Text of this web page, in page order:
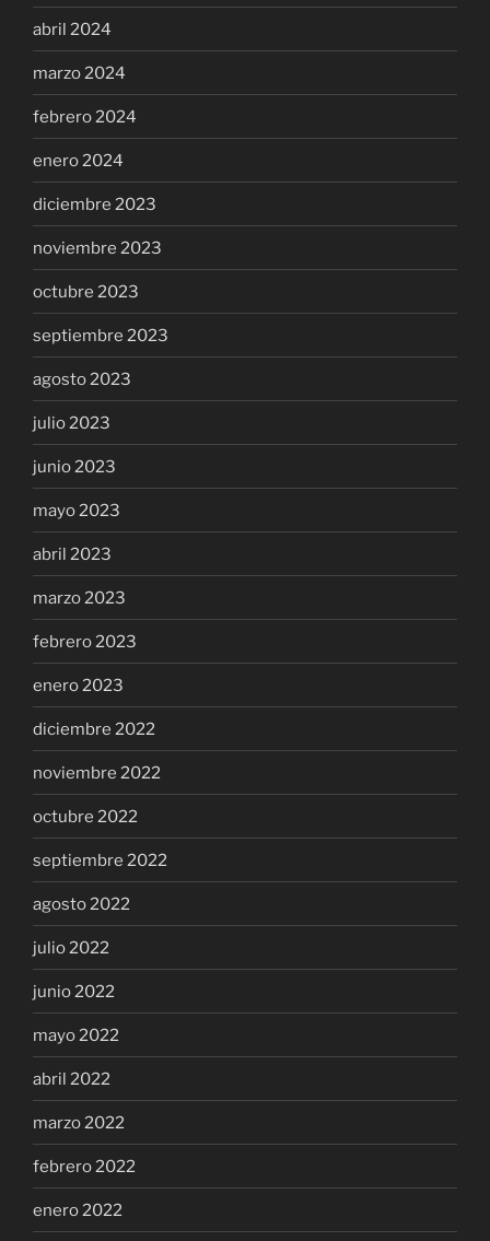
abril 2024
marzo 2024
febrero 2024
enero 2024
diciembre 2023
noviembre 2023
octubre 2023
septiembre 2023
agosto 2023
julio 2023
junio 2023
mayo 2023
abril 2023
marzo 2023
febrero 2023
enero 2023
diciembre 2022
noviembre 2022
octubre 2022
septiembre 2022
agosto 2022
julio 2022
junio 2022
mayo 2022
abril 2022
marzo 2022
febrero 2022
enero 2022